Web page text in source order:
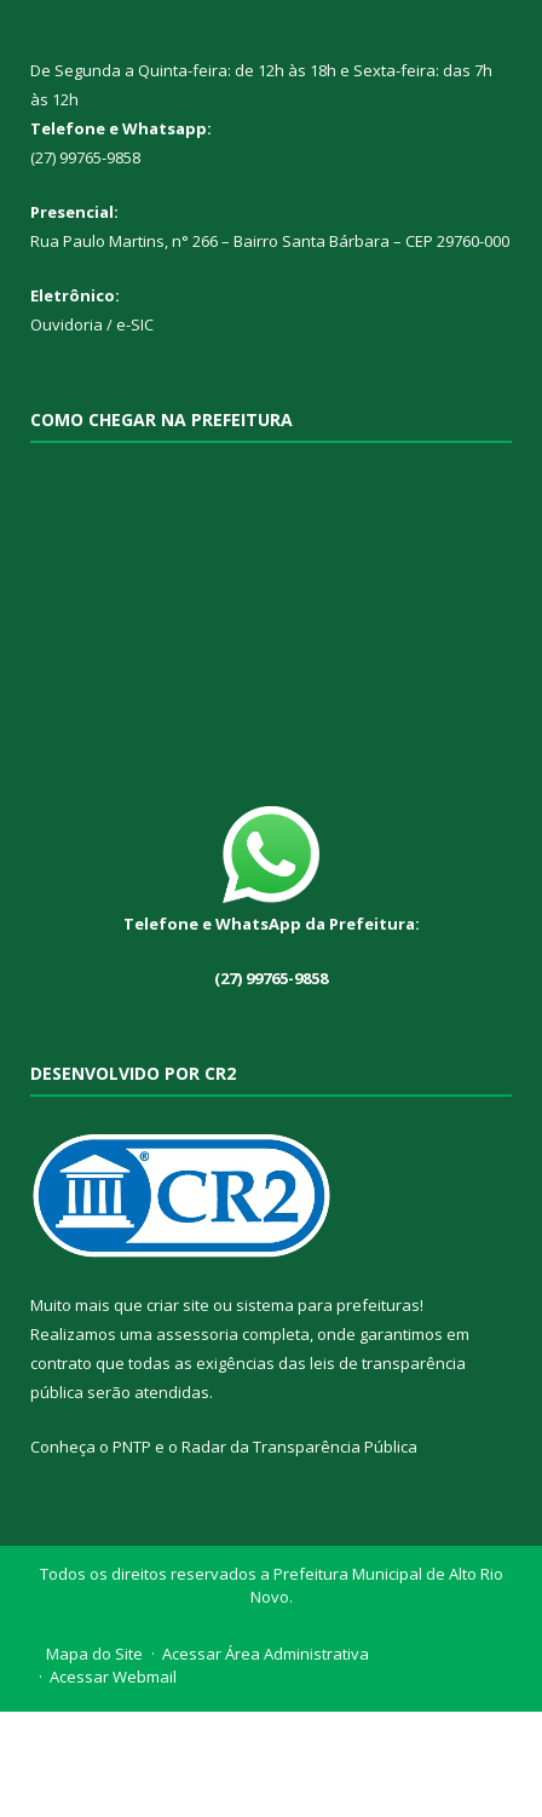
De Segunda a Quinta-feira: de 12h às 18h e Sexta-feira: das 7h
às 12h
Telefone e Whatsapp:
(27) 99765-9858
Presencial:
Rua Paulo Martins, n° 266 – Bairro Santa Bárbara – CEP 29760-000
Eletrônico:
Ouvidoria /e-SIC
COMO CHEGAR NA PREFEITURA
Telefone e WhatsApp da Prefeitura:
(27) 99765-9858
DESENVOLVIDO POR CR2
Muito mais que criar site ou sistema para prefeituras!
Realizamos uma assessoria completa, onde garantimos em
contrato que todas as exigências das leis de transparência
pública serão atendidas.
Conheça o PNTP e o Radar da Transparência Pública
Todos os direitos reservados a Prefeitura Municipal de Alto Rio
Novo.
Mapa do Site
Acessar Área Administrativa
Acessar Webmail